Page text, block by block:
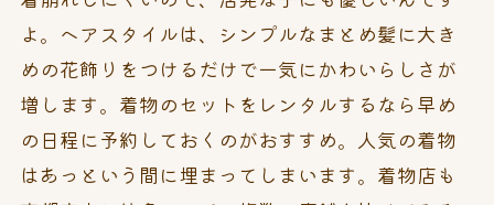
よ。ヘアスタイルは、シンプルなまとめ髪に大き
めの花飾りをつけるだけで一気にかわいらしさが
増します。着物のセットをレンタルするなら早め
の日程に予約しておくのがおすすめ。人気の着物
はあっという間に埋まってしまいます。着物店も